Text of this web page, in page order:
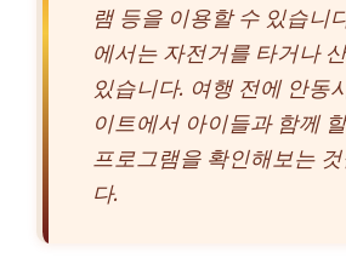
램 등을 이용할 수 있습니
에서는 자전거를 타거나
있습니다. 여행 전에 안동
이트에서 아이들과 함께
프로그램을 확인해보는
다.